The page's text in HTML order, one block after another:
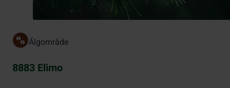
Älgområde
8883 Elimo